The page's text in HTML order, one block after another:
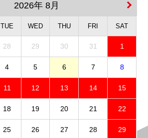
2026年 8月
TUE WED THU FRI SAT
28 29 30 31 1
4 5 6 7 8
11 12 13 14 15
18 19 20 21 22
25 26 27 28 29